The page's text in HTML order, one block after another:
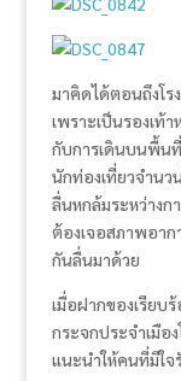
มาคิดได้ตอนถึงโร
เพราะเป็นรองเท้
กับการเดินบนพื้นที่
นักท่องเที่ยวจำนว
ลื่นหกล้มระหว่างก
ต้องเจอสภาพอา
กันลื่นมาด้วย
เมื่อฝากของเรียบ
กระจกประจำเมือ
แนะนำให้คนที่มีใ